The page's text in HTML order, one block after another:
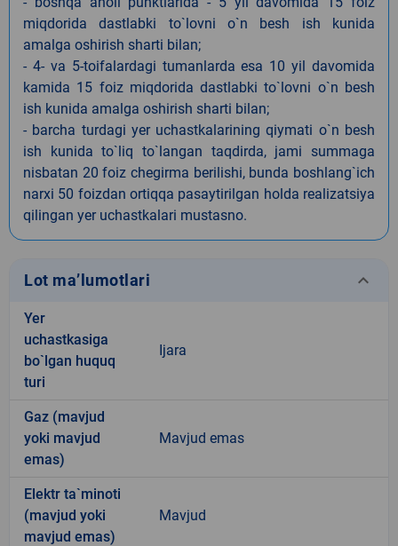
miqdorida dastlabki to`lovni o`n besh ish kunida
amalga oshirish sharti bilan;
- 4- va 5-toifalardagi tumanlarda esa 10 yil davomida
kamida 15 foiz miqdorida dastlabki to`lovni o`n besh
ish kunida amalga oshirish sharti bilan;
- barcha turdagi yer uchastkalarining qiymati o`n besh
ish kunida to`liq to`langan taqdirda, jami summaga
nisbatan 20 foiz chegirma berilishi, bunda boshlang`ich
narxi 50 foizdan ortiqqa pasaytirilgan holda realizatsiya
qilingan yer uchastkalari mustasno.
Lot ma’lumotlari keyboard_arrow_down
Yer
uchastkasiga
bo`lgan huquq
turi
Ijara
Gaz (mavjud
yoki mavjud
emas)
Mavjud emas
Elektr ta`minoti
(mavjud yoki
mavjud emas)
Mavjud